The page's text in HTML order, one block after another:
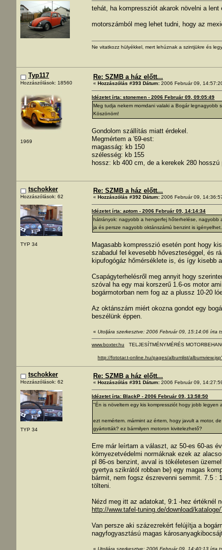
tehát, ha kompressziót akarok növelni a
motorszámból meg lehet tudni, hogy az
Ne vitatkozz hülyékkel, mert lehúznak a szintjükre és
Typ117
Hozzászólások: 18560
1969
Re: SZMB a ház előtt...
« Hozzászólás #393 Dátum: 2006 Február 09,
Idézetet írta: stonemen - 2006 Február 09, 09:05:49
Meg tudja nekem momdani valaki a Bogár legnagyobb
Köszönöm!
Gondolom szállítás miatt érdekel.
Megmértem a '69-est:
magasság: kb 150
szélesség: kb 155
hossz: kb 400 cm, de a kerekek 280 hosszú
tschokker
Hozzászólások: 62
TYP 34
Re: SZMB a ház előtt...
« Hozzászólás #392 Dátum: 2006 Február 09,
Idézetet írta: aptom - 2006 Február 09, 14:14:34
hátrányok: nagyobb a hengerfej hőterhelése,
ja és persze nagyobb oktánszámú benzint is igényelhet.
Magasabb kompresszió esetén pont hogy
szabadul fel kevesebb hőveszteséggel, és
kipufogógáz hőmérséklete is, és így kisebb
Csapágyterhelésről meg annyit hogy
szóval ha egy mai korszerű 1.6-os motor
bogármotorban nem fog az a plussz 10-20
Az oktánszám miért okozna gondot egy
beszélünk éppen.
« Utoljára szerkesztve: 2006 Február 09, 15:14:06 írta
www.boxter.hu TELJESÍTMÉNYMÉRÉS
http://fototar.t-online.hu/pages/albumlist/
tschokker
Hozzászólások: 62
TYP 34
Re: SZMB a ház előtt...
« Hozzászólás #391 Dátum: 2006 Február 09,
Idézetet írta: BlackP - 2006 Február 09, 13:58:50
"Én is növeltem egy kis kompressziót hogy jobb
ezt nemértem. mármint az értem, hogy javult a motor,
gyártották? ez bármilyen motoron kivitelezhető?
Erre már leírtam a választ, az 50-es 60-as
környezetvédelmi normáknak ezek az
pl 86-os benzint, avval is tökéletesen
gyertya szikrától robban be) egy magas
bármit, nem fogsz észrevenni semmit. 7.5 :
tölteni.
Nézd meg itt az adatokat, 9:1 -hez értéknél
http://www.tafel-tuning.de/download/
Van persze aki százezrekért felújítja a
nagyfogyasztású magas
« Utoljára szerkesztve: 2006 Február 09, 14:40:13 írta